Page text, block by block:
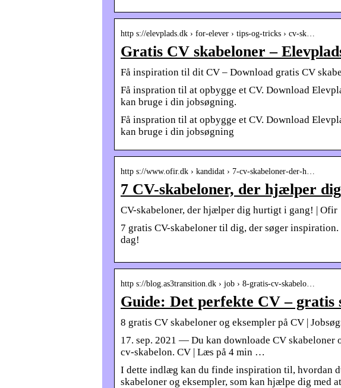
http s://elevplads.dk › for-elever › tips-og-tricks › cv-sk…
Gratis CV skabeloner –
Få inspiration til dit CV – Download gratis CV
Få inspration til at opbygge et CV. Download
kan bruge i din jobsøgning.
Få inspration til at opbygge et CV. Download
kan bruge i din jobsøgning
http s://www.ofir.dk › kandidat › 7-cv-skabeloner-der-h…
7 CV-skabeloner, der hjælper
CV-skabeloner, der hjælper dig hurtigt i gang! | Ofir
7 gratis CV-skabeloner til dig, der søger
dag!
http s://blog.as3transition.dk › job › 8-gratis-cv-skabelo…
Guide: Det perfekte CV – gratis
8 gratis CV skabeloner og eksempler på CV |
17. sep. 2021 — Du kan downloade CV
cv-skabelon. CV | Læs på 4 min …
I dette indlæg kan du finde inspiration til, hvordan
skabeloner og eksempler, som kan hjælpe dig med